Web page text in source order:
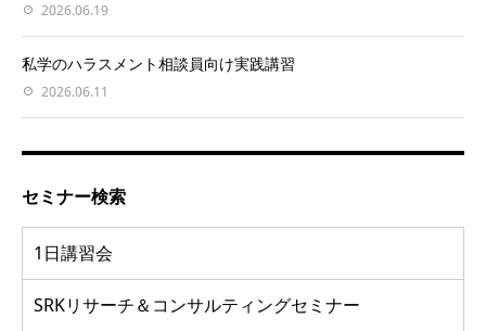
2026.06.19
私学のハラスメント相談員向け実践講習
2026.06.11
セミナー検索
1日講習会
SRKリサーチ＆コンサルティングセミナー